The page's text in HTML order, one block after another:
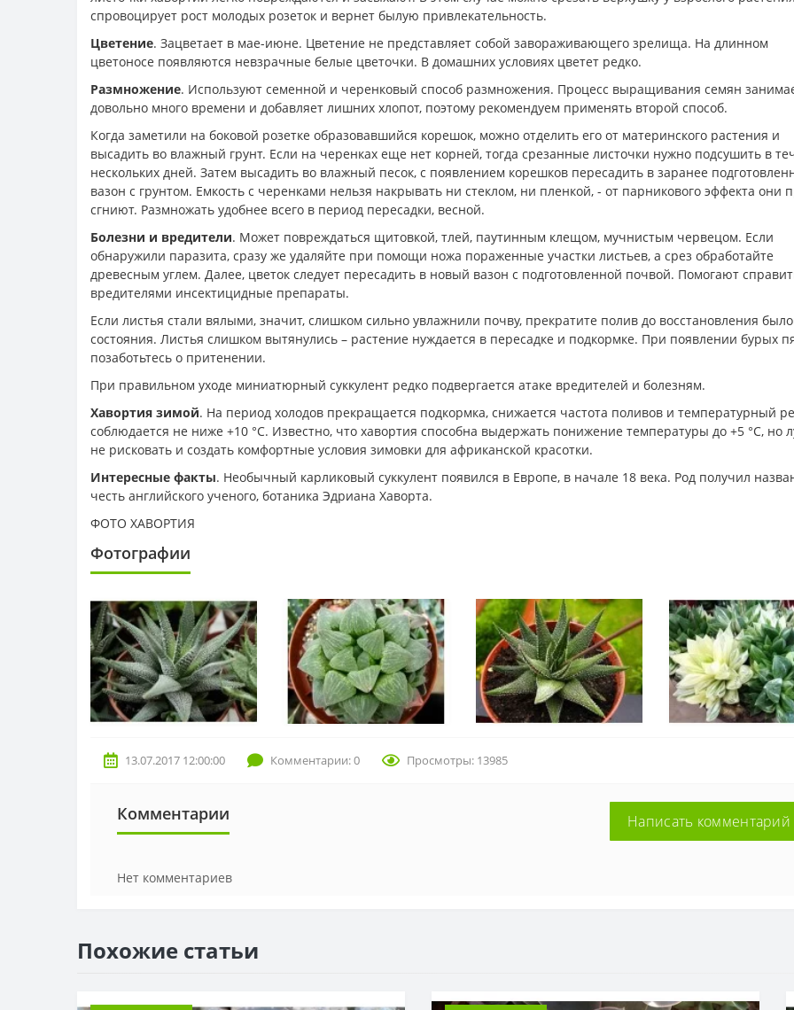
спровоцирует рост молодых розеток и вернет былую привлекательность.
Цветение. Зацветает в мае-июне. Цветение не представляет собой завораживающего зрелища. На длинном
цветоносе появляются невзрачные белые цветочки. В домашних условиях цветет редко.
Размножение. Используют семенной и черенковый способ размножения. Процесс выращивания семян
довольно много времени и добавляет лишних хлопот, поэтому рекомендуем применять второй способ.
Когда заметили на боковой розетке образовавшийся корешок, можно отделить его от материнского растения и
высадить во влажный грунт. Если на черенках еще нет корней, тогда срезанные листочки нужно подсушить в
нескольких дней. Затем высадить во влажный песок, с появлением корешков пересадить в заранее
вазон с грунтом. Емкость с черенками нельзя накрывать ни стеклом, ни пленкой, - от парникового эффекта они
сгниют. Размножать удобнее всего в период пересадки, весной.
Болезни и вредители. Может повреждаться щитовкой, тлей, паутинным клещом, мучнистым червецом. Если
обнаружили паразита, сразу же удаляйте при помощи ножа пораженные участки листьев, а срез обработайте
древесным углем. Далее, цветок следует пересадить в новый вазон с подготовленной почвой. Помогают
вредителями инсектицидные препараты.
Если листья стали вялыми, значит, слишком сильно увлажнили почву, прекратите полив до восстановления
состояния. Листья слишком вытянулись – растение нуждается в пересадке и подкормке. При появлении бурых
позаботьтесь о притенении.
При правильном уходе миниатюрный суккулент редко подвергается атаке вредителей и болезням.
Хавортия зимой. На период холодов прекращается подкормка, снижается частота поливов и температурный
соблюдается не ниже +10 °C. Известно, что хавортия способна выдержать понижение температуры до +5 °C, но
не рисковать и создать комфортные условия зимовки для африканской красотки.
Интересные факты. Необычный карликовый суккулент появился в Европе, в начале 18 века. Род получил
честь английского ученого, ботаника Эдриана Хаворта.
ФОТО ХАВОРТИЯ
Фотографии
13.07.2017 12:00:00 Комментарии: 0 Просмотры: 13985
Комментарии Написать комментарий
Нет комментариев
Похожие статьи